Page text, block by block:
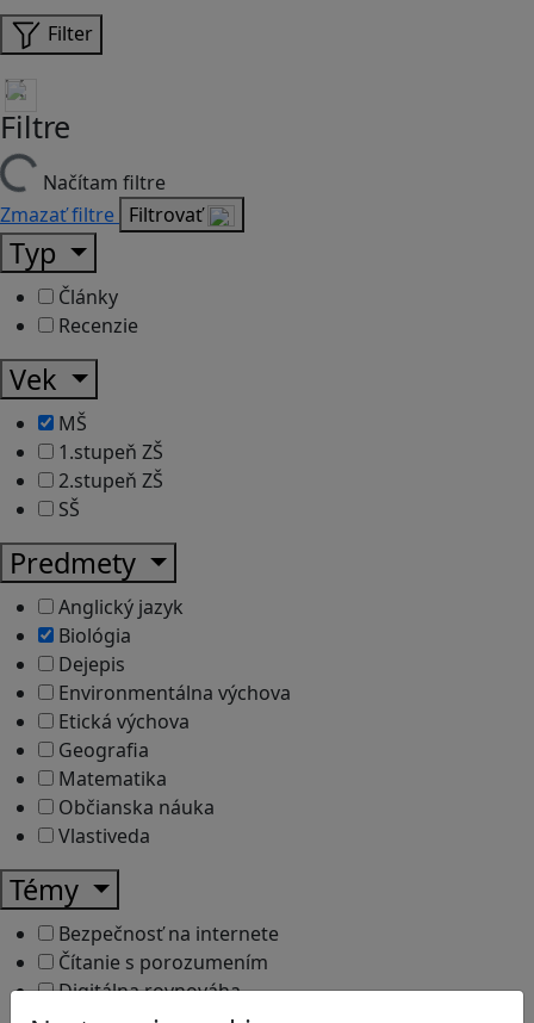
Filter
Filtre
Načítam filtre
Zmazať filtre Filtrovať
Typ
Články
Recenzie
Vek
MŠ
1.stupeň ZŠ
2.stupeň ZŠ
SŠ
Predmety
Anglický jazyk
Biológia
Dejepis
Environmentálna výchova
Etická výchova
Geografia
Matematika
Občianska náuka
Vlastiveda
Témy
Bezpečnosť na internete
Čítanie s porozumením
Digitálna rovnováha